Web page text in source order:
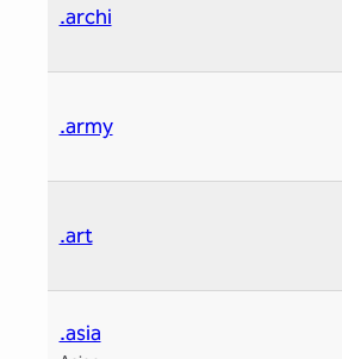
.archi
.army
.art
.asia